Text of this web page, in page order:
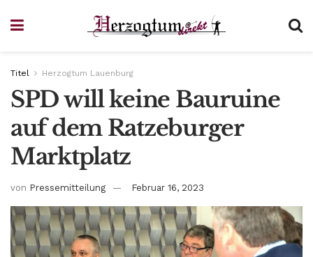
Titel Herzogtum Lauenburg
SPD will keine Bauruine
auf dem Ratzeburger
Marktplatz
von Pressemitteilung Februar 16, 2023